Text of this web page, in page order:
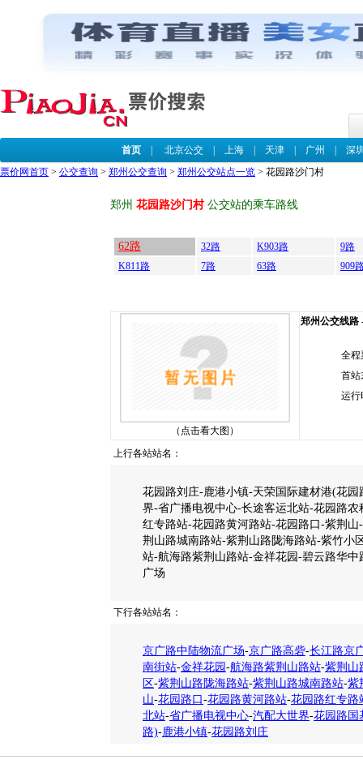
首页| 北京公交| 上海| 天津| 广州
深
票价网首页 > 公交查询 > 郑州公交查询 > 郑州公交站点一览 > 花园路沙门村
郑州 花园路沙门村公交站的乘车路线
62路 32路 K903路
9路
K811路
7路 63路 909
（点击看大图）
郑州公交线路
全程
首站
运行
上行各站站名：
花园路刘庄-鹿港小镇-天荣国际建材港(花
界-省广播电视中心-长途客运北站-花园路
红专路站-花园路黄河路站-花园路口-紫荆
荆山路城南路站-紫荆山路陇海路站-紫竹小
站-航海路紫荆山路站-金祥花园-碧云路华
广场
下行各站站名：
京广路中陆物流广场-京广路高砦-长江路京
南街站-金祥花园 -航海路紫荆山路站-紫荆山
区-紫荆山路陇海路站-紫荆山路城南路站-紫
山-花园路口 -花园路黄河路站-花园路红专路
北站-省广播电视中心-汽配大世界-花园路国
路)-鹿港小镇-花园路刘庄